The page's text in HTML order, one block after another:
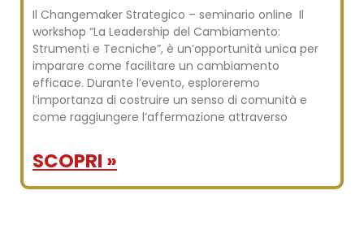
Il Changemaker Strategico – seminario online Il
workshop “La Leadership del Cambiamento:
Strumenti e Tecniche”, è un’opportunità unica per
imparare come facilitare un cambiamento
efficace. Durante l’evento, esploreremo
l’importanza di costruire un senso di comunità e
come raggiungere l’affermazione attraverso
SCOPRI »